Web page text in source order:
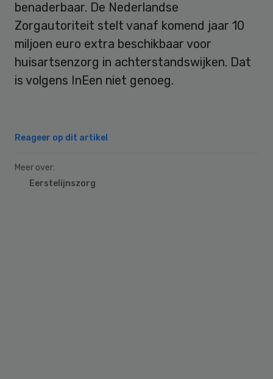
benaderbaar. De Nederlandse
Zorgautoriteit stelt vanaf komend jaar 10
miljoen euro extra beschikbaar voor
huisartsenzorg in achterstandswijken. Dat
is volgens InEen niet genoeg.
Reageer op dit artikel
Meer over:
Eerstelijnszorg